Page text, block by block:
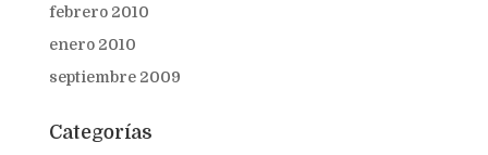
febrero 2010
enero 2010
septiembre 2009
Categorías